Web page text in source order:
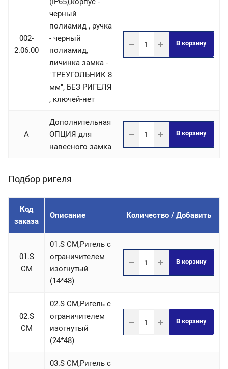
002-
2.06.00
черный
полиамид , ручка
- черный
полиамид,
личинка замка -
"ТРЕУГОЛЬНИК 8
мм", БЕЗ РИГЕЛЯ
, ключей-нет
В корзину
A
Дополнительная
ОПЦИЯ для
навесного замка
В корзину
Подбор ригеля
Код
заказа
Описание Количество / Добавить
01.S
СM
01.S СM,Ригель c
ограничителем
изогнутый
(14*48)
В корзину
02.S
СM
02.S СM,Ригель c
ограничителем
изогнутый
(24*48)
В корзину
03.S СM,Ригель c